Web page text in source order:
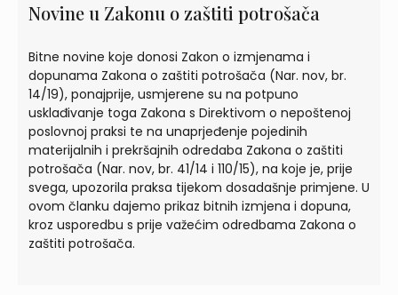
Novine u Zakonu o zaštiti potrošača
Bitne novine koje donosi Zakon o izmjenama i
dopunama Zakona o zaštiti potrošača (Nar. nov, br.
14/19), ponajprije, usmjerene su na potpuno
usklađivanje toga Zakona s Direktivom o nepoštenoj
poslovnoj praksi te na unaprjeđenje pojedinih
materijalnih i prekršajnih odredaba Zakona o zaštiti
potrošača (Nar. nov, br. 41/14 i 110/15), na koje je, prije
svega, upozorila praksa tijekom dosadašnje primjene. U
ovom članku dajemo prikaz bitnih izmjena i dopuna,
kroz usporedbu s prije važećim odredbama Zakona o
zaštiti potrošača.